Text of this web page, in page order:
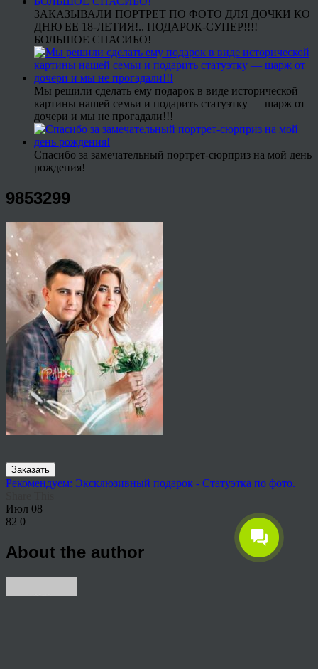
ЗАКАЗЫВАЛИ ПОРТРЕТ ПО ФОТО ДЛЯ ДОЧКИ КО
ДНЮ ЕЕ 18-ЛЕТИЯ!.. ПОДАРОК-СУПЕР!!!!
БОЛЬШОЕ СПАСИБО!
Мы решили сделать ему подарок в виде исторической
картины нашей семьи и подарить статуэтку — шарж от
дочери и мы не прогадали!!!
Спасибо за замечательный портрет-сюрприз на мой день
рождения!
9853299
Заказать
Рекомендуем: Эксклюзивный подарок - Статуэтка по фото.
Июл 08
82 0
About the author